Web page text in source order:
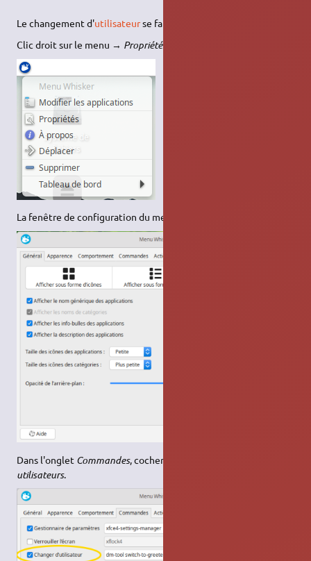
Le changement d'utilisateurse fait via le menu
Clic droit sur le menu → Propriétés
La fenêtre de configuration du menu Whisker s'affiche:
Dans l'onglet Commandes, cocher la case
utilisateurs.